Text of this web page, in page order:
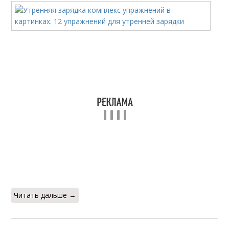
Читать дальше →